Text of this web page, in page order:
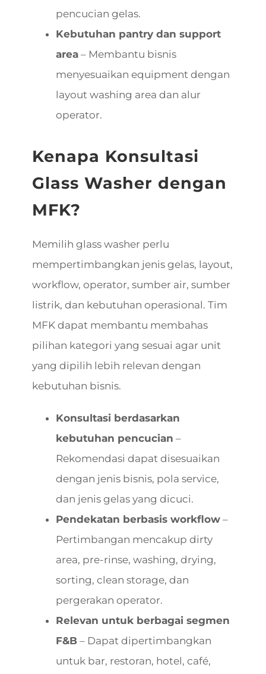
pencucian gelas.
Kebutuhan pantry dan support
area– Membantu bisnis
menyesuaikan equipment dengan
layout washing area dan alur
operator.
Kenapa Konsultasi
Glass Washer dengan
MFK?
Memilih glass washer perlu
mempertimbangkan jenis gelas, layout,
workflow, operator, sumber air, sumber
listrik, dan kebutuhan operasional. Tim
MFK dapat membantu membahas
pilihan kategori yang sesuai agar unit
yang dipilih lebih relevan dengan
kebutuhan bisnis.
Konsultasi berdasarkan
kebutuhan pencucian –
Rekomendasi dapat disesuaikan
dengan jenis bisnis, pola service,
dan jenis gelas yang dicuci.
Pendekatan berbasis workflow–
Pertimbangan mencakup dirty
area, pre-rinse, washing, drying,
sorting, clean storage, dan
pergerakan operator.
Relevan untuk berbagai segmen
F&B– Dapat dipertimbangkan
untuk bar, restoran, hotel, café,